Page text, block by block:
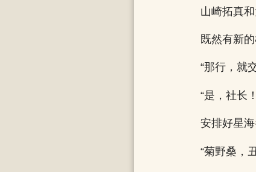
山崎拓真
既然有新
“那行，就
“是，社长
安排好星
“菊野桑，